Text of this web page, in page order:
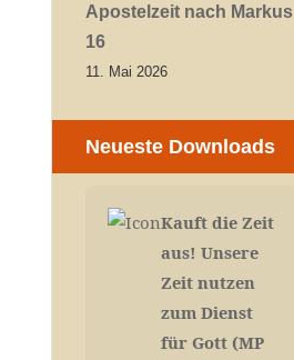
Apostelzeit nach Markus
16
11. Mai 2026
Neueste Downloads
Kauft die Zeit
aus! Unsere
Zeit nutzen
zum Dienst
für Gott (MP